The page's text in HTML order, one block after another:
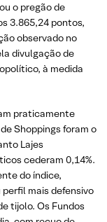
o pregão de
3.865,24 pontos,
observado no
divulgação de
à medida
praticamente
Shoppings foram o
Lajes
cederam 0,14%.
do índice,
mais defensivo
tijolo. Os Fundos